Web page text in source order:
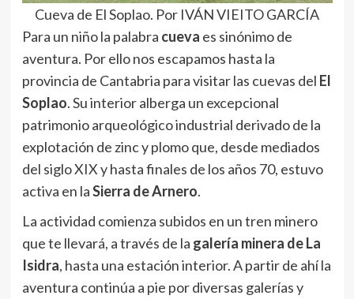
Cueva de El Soplao. Por IVÁN VIEITO GARCÍA
Para un niño la palabra cueva es sinónimo de
aventura. Por ello nos escapamos hasta la
provincia de Cantabria para visitar las cuevas del El
Soplao. Su interior alberga un excepcional
patrimonio arqueológico industrial derivado de la
explotación de zinc y plomo que, desde mediados
del siglo XIX y hasta finales de los años 70, estuvo
activa en laSierra de Arnero.
La actividad comienza subidos en un tren minero
que te llevará, a través de la galería minera de La
Isidra, hasta una estación interior. A partir de ahí la
aventura continúa a pie por diversas galerías y